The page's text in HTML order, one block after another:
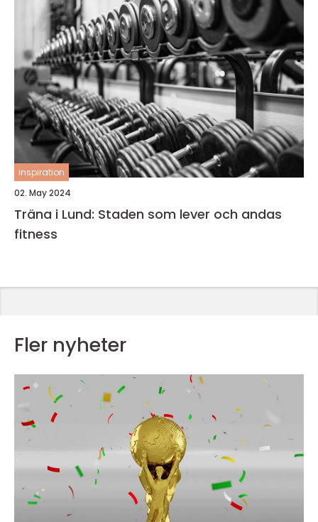
inspiration
02. May 2024
Träna i Lund: Staden som lever och andas
fitness
Fler nyheter